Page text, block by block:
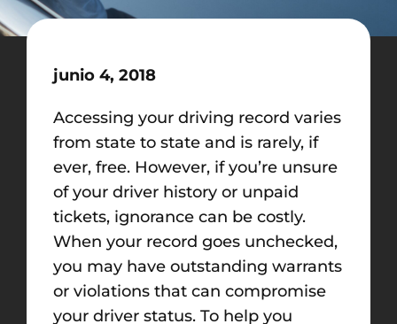
junio 4, 2018
Accessing your driving record varies
from state to state and is rarely, if
ever, free. However, if you’re unsure
of your driver history or unpaid
tickets, ignorance can be costly.
When your record goes unchecked,
you may have outstanding warrants
or violations that can compromise
your driver status. To help you